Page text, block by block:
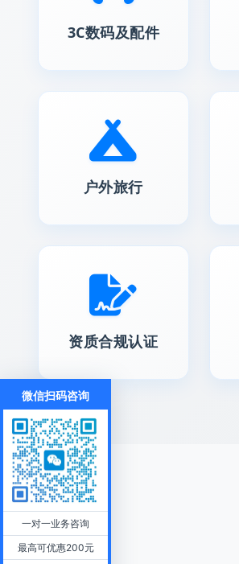
3C数码及配件
户外旅行
资质合规认证
微信扫码咨询
一对一业务咨询
最高可优惠200元